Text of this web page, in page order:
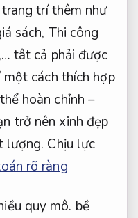
trí thêm như
sách, Thi công
tât cả phải được
cách thích hợp
hoàn chỉnh –
trở nên xinh đẹp
lượng. Chịu lực
rõ ràng
quy mô. bề